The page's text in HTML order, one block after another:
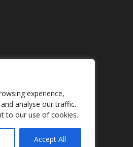
experience,
analyse our traffic.
to our use of cookies.
Accept All